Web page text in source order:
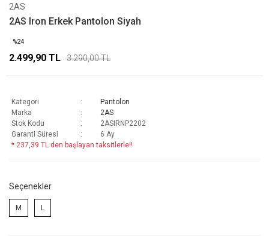
2AS
2AS Iron Erkek Pantolon Siyah
%24
2.499,90 TL 3.290,00 TL
Kategori
Pantolon
Marka
2AS
Stok Kodu
2ASIRNP2202
Garanti Süresi
6 Ay
* 237,39 TL den başlayan taksitlerle!!
Seçenekler
M L